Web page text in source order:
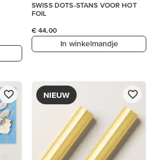
SWISS DOTS-STANS VOOR HOT
FOIL
€ 44,00
In winkelmandje
NIEUW